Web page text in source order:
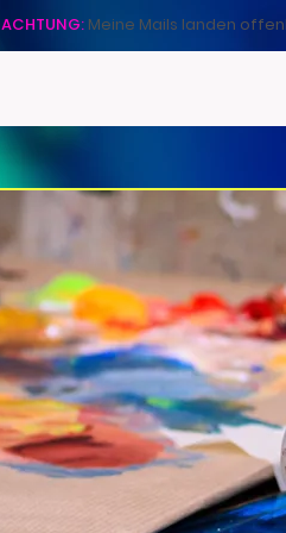
ACHTUNG: Meine Mails landen